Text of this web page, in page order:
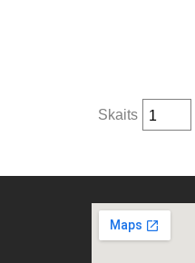
Skaits